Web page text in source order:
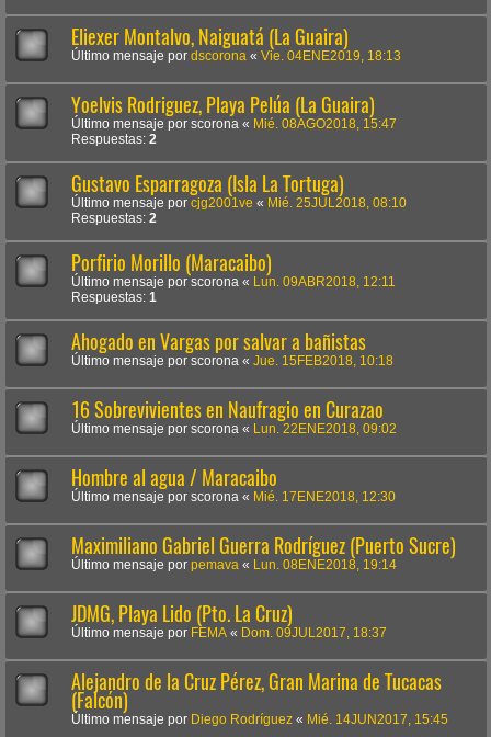
Eliexer Montalvo, Naiguatá (La Guaira)
Último mensaje por dscorona « Vie. 04ENE2019, 18:13
Yoelvis Rodriguez, Playa Pelúa (La Guaira)
Último mensaje por scorona « Mié. 08AGO2018, 15:47
Respuestas: 2
Gustavo Esparragoza (Isla La Tortuga)
Último mensaje por cjg2001ve « Mié. 25JUL2018, 08:10
Respuestas: 2
Porfirio Morillo (Maracaibo)
Último mensaje por scorona «
Lun. 09ABR2018, 12:11
Respuestas: 1
Ahogado en Vargas por salvar a bañistas
Último mensaje por scorona « Jue. 15FEB2018, 10:18
16 Sobrevivientes en Naufragio en Curazao
Último mensaje por scorona « Lun. 22ENE2018, 09:02
Hombre al agua / Maracaibo
Último mensaje por scorona « Mié. 17ENE2018, 12:30
Maximiliano Gabriel Guerra Rodríguez (Puerto Sucre)
Último mensaje por pemava « Lun. 08ENE2018, 19:14
JDMG, Playa Lido (Pto. La Cruz)
Último mensaje por FEMA « Dom. 09JUL2017, 18:37
Alejandro de la Cruz Pérez, Gran Marina de Tucacas
(Falcón)
Último mensaje por Diego Rodríguez « Mié. 14JUN2017, 15:45